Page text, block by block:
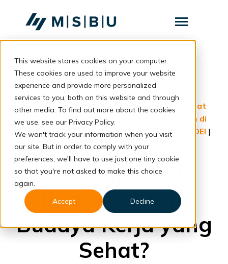
This website stores cookies on your computer.
These cookies are used to improve your website
experience and provide more personalized
services to you, both on this website and through
other media. To find out more about the cookies
we use, see our Privacy Policy.
We won't track your information when you visit
our site. But in order to comply with your
preferences, we'll have to use just one tiny cookie
so that you're not asked to make this choice
again.
Accept
Decline
Toggle
Layanan Toggle
children
Layanan
Komunitas
Tentang
Resources Toggle
children
Resources
Konsultasi
back to blog
Employment| inklusi dalam tim
DEI di tempat
kerja | keberagaman di kantor
kesetaraan di
perusahaan |budaya kerja sehat| manfaat DEI |
kerja produktif
Mengapa DEI
Penting untuk
Budaya Kerja yang
Sehat?